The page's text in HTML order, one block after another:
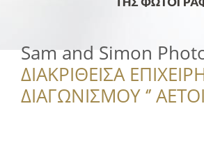
Sam and Simon
ΔΙΑΚΡΙΘΕΙΣΑ
ΔΙΑΓΩΝΙΣΜΟΥ ‘’ ΑΕΤΟΙ